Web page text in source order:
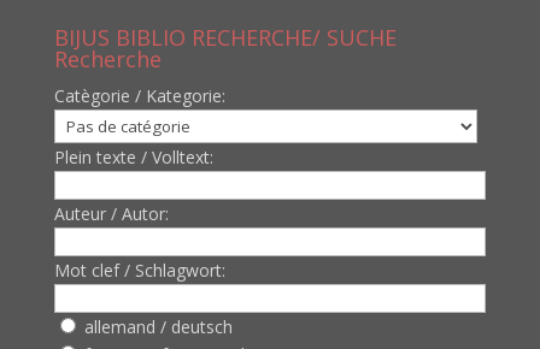
BIJUS BIBLIO RECHERCHE/ SUCHE
Recherche
Catègorie / Kategorie:
Plein texte / Volltext:
Auteur / Autor:
Mot clef / Schlagwort:
allemand / deutsch